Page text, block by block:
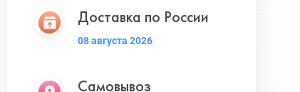
Доставка по России
08 августа 2026
Самовывоз